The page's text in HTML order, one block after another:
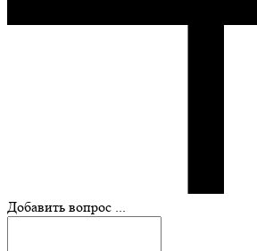
Добавить вопрос ...